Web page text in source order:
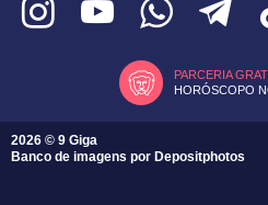
PARCERIA
HORÓSCOPO
2026 © 9 Giga
Banco de imagens por Depositphotos